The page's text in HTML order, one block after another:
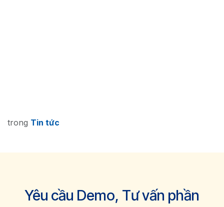
trong Tin tức
Yêu cầu Demo, Tư vấn phần